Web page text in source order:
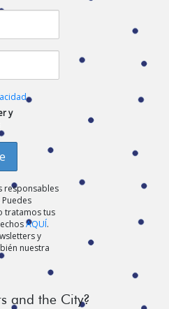
y
responsables
tratamos tus
AQUÍ.
y
nuestra
and the City?